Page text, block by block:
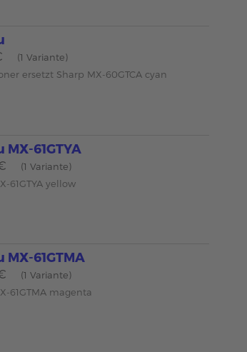
(1 Variante)
ersetzt Sharp MX-60GTCA cyan
MX-61GTYA
(1 Variante)
61GTYA yellow
MX-61GTMA
(1 Variante)
61GTMA magenta